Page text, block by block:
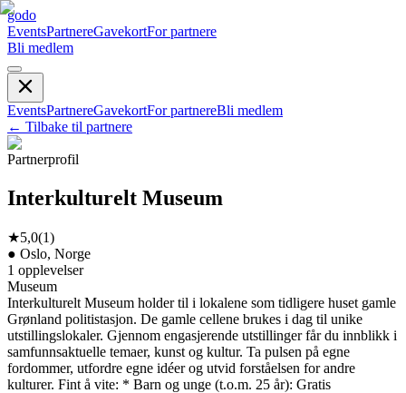
godo
EventsPartnereGavekortFor partnere
Bli medlem
EventsPartnereGavekortFor partnereBli medlem
← Tilbake til partnere
Partnerprofil
Interkulturelt Museum
★5,0(1)
● Oslo, Norge
1 opplevelser
Museum
Interkulturelt Museum holder til i lokalene som tidligere huset gamle
Grønland politistasjon. De gamle cellene brukes i dag til unike
utstillingslokaler. Gjennom engasjerende utstillinger får du innblikk i
samfunnsaktuelle temaer, kunst og kultur. Ta pulsen på egne
fordommer, utfordre egne idéer og utvid forståelsen for andre
kulturer. Fint å vite: * Barn og unge (t.o.m. 25 år): Gratis